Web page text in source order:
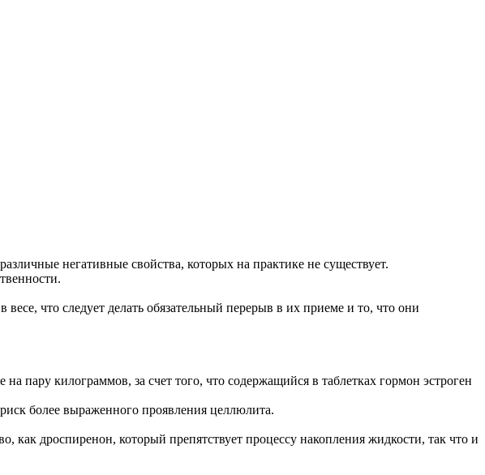
негативные свойства, которых на практике не существует.
что следует делать обязательный перерыв в их приеме и то, что они
пару килограммов, за счет того, что содержащийся в таблетках гормон эстроген
более выраженного проявления целлюлита.
как дроспиренон, который препятствует процессу накопления жидкости, так что и